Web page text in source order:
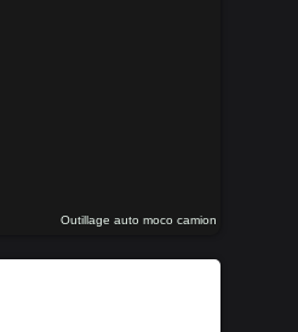
Outillage auto moco camion